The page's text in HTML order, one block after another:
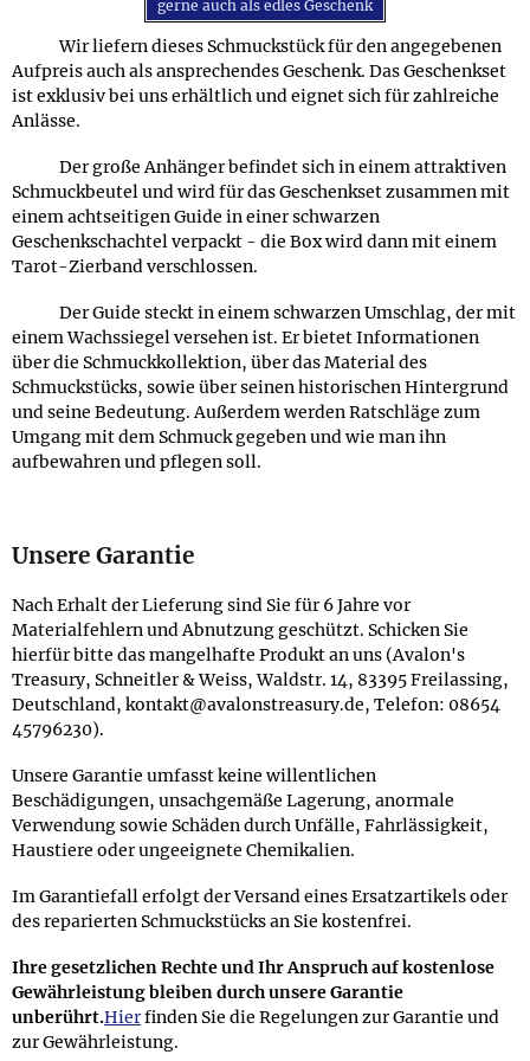
gerne auch als edles Geschenk
Wir liefern dieses Schmuckstück für den angegebenen
Aufpreis auch als ansprechendes Geschenk. Das Geschenkset
ist exklusiv bei uns erhältlich und eignet sich für zahlreiche
Anlässe.
Der große Anhänger befindet sich in einem attraktiven
Schmuckbeutel und wird für das Geschenkset zusammen mit
einem achtseitigen Guide in einer schwarzen
Geschenkschachtel verpackt - die Box wird dann mit einem
Tarot-Zierband verschlossen.
Der Guide steckt in einem schwarzen Umschlag, der mit
einem Wachssiegel versehen ist. Er bietet Informationen
über die Schmuckkollektion, über das Material des
Schmuckstücks, sowie über seinen historischen Hintergrund
und seine Bedeutung. Außerdem werden Ratschläge zum
Umgang mit dem Schmuck gegeben und wie man ihn
aufbewahren und pflegen soll.
Unsere Garantie
Nach Erhalt der Lieferung sind Sie für 6 Jahre vor
Materialfehlern und Abnutzung geschützt. Schicken Sie
hierfür bitte das mangelhafte Produkt an uns (Avalon's
Treasury, Schneitler & Weiss, Waldstr. 14, 83395 Freilassing,
Deutschland, kontakt@avalonstreasury.de, Telefon: 08654
45796230).
Unsere Garantie umfasst keine willentlichen
Beschädigungen, unsachgemäße Lagerung, anormale
Verwendung sowie Schäden durch Unfälle, Fahrlässigkeit,
Haustiere oder ungeeignete Chemikalien.
Im Garantiefall erfolgt der Versand eines Ersatzartikels oder
des reparierten Schmuckstücks an Sie kostenfrei.
Ihre gesetzlichen Rechte und Ihr Anspruch auf kostenlose
Gewährleistung bleiben durch unsere Garantie
unberührt.Hierfinden Sie die Regelungen zur Garantie und
zur Gewährleistung.